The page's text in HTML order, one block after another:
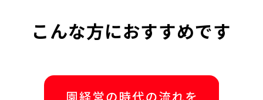
こんな方におすすめです